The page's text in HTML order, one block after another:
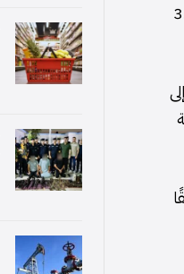
الناتج عن الدمار حوالي 3.1
وفقًا